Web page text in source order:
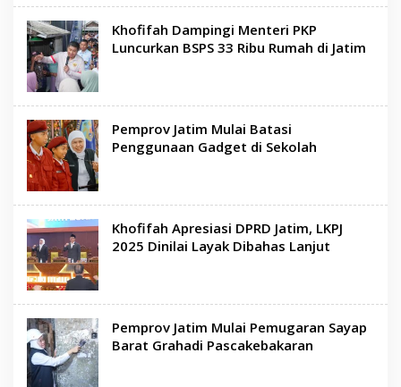
Khofifah Dampingi Menteri PKP
Luncurkan BSPS 33 Ribu Rumah di Jatim
Pemprov Jatim Mulai Batasi
Penggunaan Gadget di Sekolah
Khofifah Apresiasi DPRD Jatim, LKPJ
2025 Dinilai Layak Dibahas Lanjut
Pemprov Jatim Mulai Pemugaran Sayap
Barat Grahadi Pascakebakaran